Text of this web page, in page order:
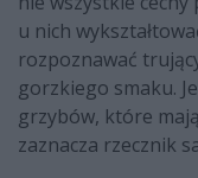
u nich
rozpoznawać
gorzkiego smaku.
grzybów, które
zaznacza rzecznik